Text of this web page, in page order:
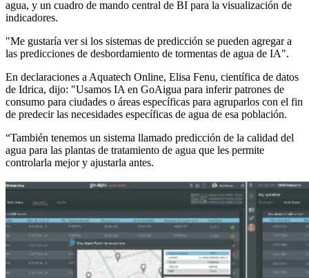
agua, y un cuadro de mando central de BI para la visualización de
indicadores.
"Me gustaría ver si los sistemas de predicción se pueden agregar a
las predicciones de desbordamiento de tormentas de agua de IA".
En declaraciones a Aquatech Online, Elisa Fenu, científica de datos
de Idrica, dijo: "Usamos IA en GoAigua para inferir patrones de
consumo para ciudades o áreas específicas para agruparlos con el fin
de predecir las necesidades específicas de agua de esa población.
“También tenemos un sistema llamado predicción de la calidad del
agua para las plantas de tratamiento de agua que les permite
controlarla mejor y ajustarla antes.